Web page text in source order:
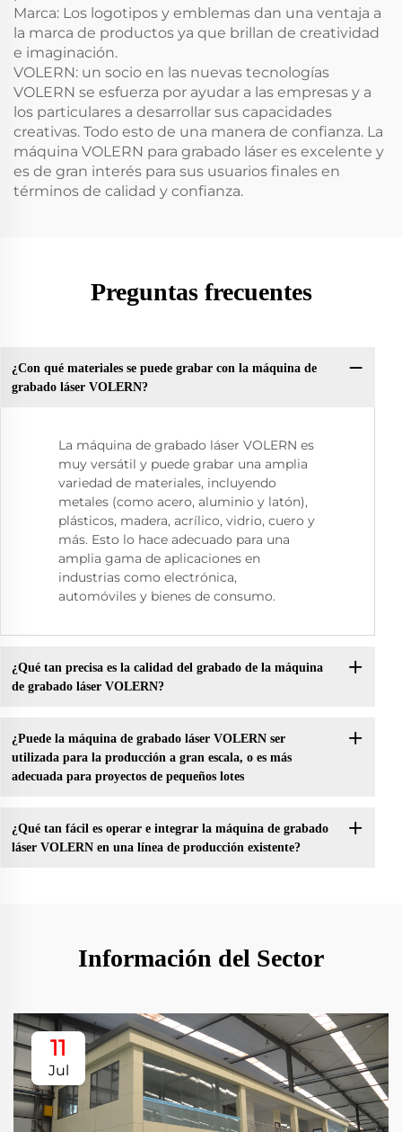
Marca: Los logotipos y emblemas dan una ventaja a
la marca de productos ya que brillan de creatividad
e imaginación.
VOLERN: un socio en las nuevas tecnologías
VOLERN se esfuerza por ayudar a las empresas y a
los particulares a desarrollar sus capacidades
creativas. Todo esto de una manera de confianza. La
máquina VOLERN para grabado láser es excelente y
es de gran interés para sus usuarios finales en
términos de calidad y confianza.
Preguntas frecuentes
¿Con qué materiales se puede grabar con la máquina de
grabado láser VOLERN?
La máquina de grabado láser VOLERN es
muy versátil y puede grabar una amplia
variedad de materiales, incluyendo
metales (como acero, aluminio y latón),
plásticos, madera, acrílico, vidrio, cuero y
más. Esto lo hace adecuado para una
amplia gama de aplicaciones en
industrias como electrónica,
automóviles y bienes de consumo.
¿Qué tan precisa es la calidad del grabado de la máquina
de grabado láser VOLERN?
¿Puede la máquina de grabado láser VOLERN ser
utilizada para la producción a gran escala, o es más
adecuada para proyectos de pequeños lotes
¿Qué tan fácil es operar e integrar la máquina de grabado
láser VOLERN en una línea de producción existente?
Información del Sector
11
Jul